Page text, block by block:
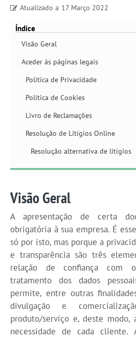
Atualizado a 17 Março 2022
Índice
Visão Geral
Aceder às páginas legais
Política de Privacidade
Política de Cookies
Livro de Reclamações
Resolução de Litígios Online
Resolução alternativa de litígios
Visão Geral
A apresentação de certa
obrigatória à sua empresa. É
só por isto, mas porque a
e transparência são três
relação de confiança com
tratamento dos dados
permite, entre outras
divulgação e
produto/serviço e, deste modo,
necessidade de cada cliente.